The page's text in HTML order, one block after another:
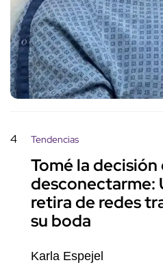
4 Tendencias
Tomé la decisión
desconectarme:
retira de redes
su boda
Karla Espejel